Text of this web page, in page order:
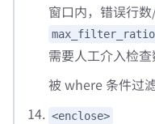
窗口内，错误行
max_filter_ratio
需要人工介入检查
被 where 条件过
<enclose>